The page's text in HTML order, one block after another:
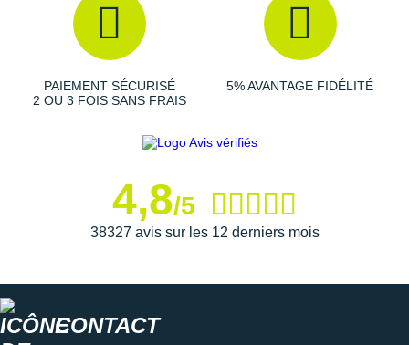
des orteils vous assurent une bonne protection afin
de vous préserver des cailloux rencontrés sur les terrains
techniques.
assure une excellente adhérence sur les surfaces
mouillées ou meubles. Les crampons
Semelle intérieure amovible
Les autres produits
PAIEMENT SÉCURISÉ
2 OU 3 FOIS SANS FRAIS
5% AVANTAGE FIDÉLITÉ
4,8/5
38327 avis sur les 12 derniers mois
CONTACT